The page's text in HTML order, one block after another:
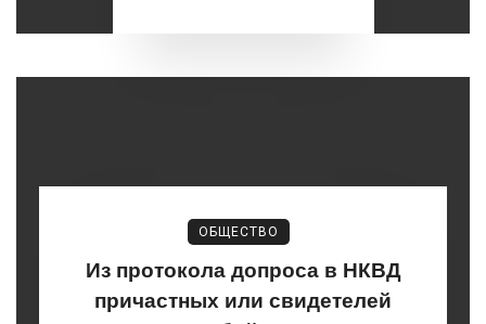
ОБЩЕСТВО
Из протокола допроса в НКВД
причастных или свидетелей